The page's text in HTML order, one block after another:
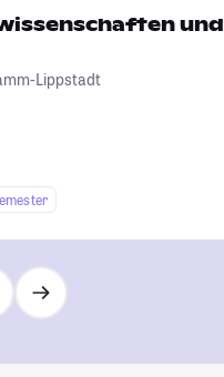
und
Lippstadt